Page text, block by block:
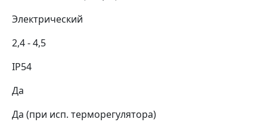
Электрический
2,4 - 4,5
IP54
Да
Да (при исп. терморегулятора)